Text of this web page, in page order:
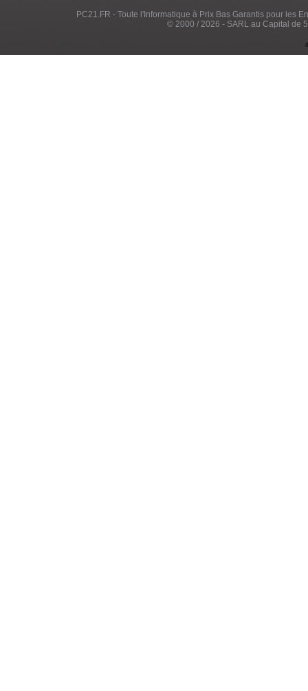
PC21.FR - Toute l'Informatique à Prix Bas Garantis pour les
© 2000 / 2026 - SARL au Capital de